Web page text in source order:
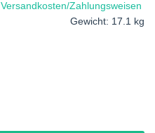
Versandkosten/Zahlungsweisen
Gewicht: 17.1 kg